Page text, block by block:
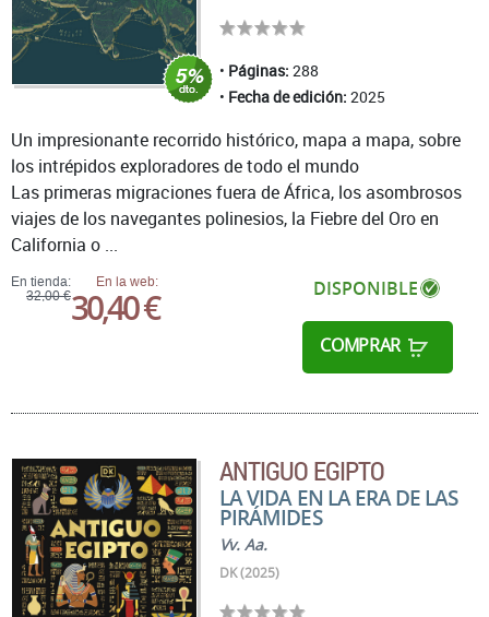
Páginas: 288
Fecha de edición: 2025
En tienda:
32,00 €
En la web:
30,40 € DISPONIBLE
COMPRAR
Un impresionante recorrido histórico, mapa a mapa, sobre
los intrépidos exploradores de todo el mundo
Las primeras migraciones fuera de África, los asombrosos
viajes de los navegantes polinesios, la Fiebre del Oro en
California o ...
ANTIGUO EGIPTO
LA VIDA EN LA ERA DE LAS
PIRÁMIDES
Vv. Aa.
DK (2025)